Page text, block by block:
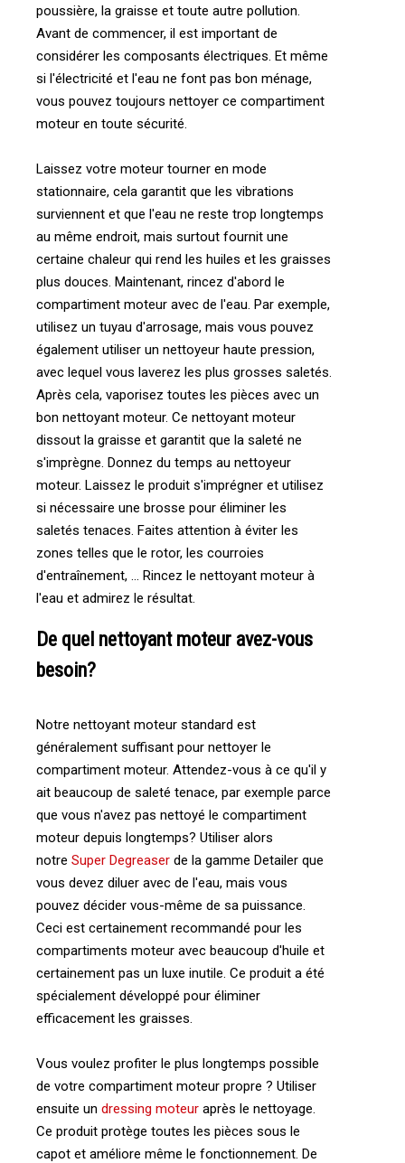
poussière, la graisse et toute autre pollution.
Avant de commencer, il est important de
considérer les composants électriques. Et même
si l'électricité et l'eau ne font pas bon ménage,
vous pouvez toujours nettoyer ce compartiment
moteur en toute sécurité.
Laissez votre moteur tourner en mode
stationnaire, cela garantit que les vibrations
surviennent et que l'eau ne reste trop longtemps
au même endroit, mais surtout fournit une
certaine chaleur qui rend les huiles et les graisses
plus douces. Maintenant, rincez d'abord le
compartiment moteur avec de l'eau. Par exemple,
utilisez un tuyau d'arrosage, mais vous pouvez
également utiliser un nettoyeur haute pression,
avec lequel vous laverez les plus grosses saletés.
Après cela, vaporisez toutes les pièces avec un
bon nettoyant moteur. Ce nettoyant moteur
dissout la graisse et garantit que la saleté ne
s'imprègne. Donnez du temps au nettoyeur
moteur. Laissez le produit s'imprégner et utilisez
si nécessaire une brosse pour éliminer les
saletés tenaces. Faites attention à éviter les
zones telles que le rotor, les courroies
d'entraînement, ... Rincez le nettoyant moteur à
l'eau et admirez le résultat.
De quel nettoyant moteur avez-vous
besoin?
Notre nettoyant moteur standard est
généralement suffisant pour nettoyer le
compartiment moteur. Attendez-vous à ce qu'il y
ait beaucoup de saleté tenace, par exemple parce
que vous n'avez pas nettoyé le compartiment
moteur depuis longtemps? Utiliser alors
notre Super Degreaser de la gamme Detailer que
vous devez diluer avec de l'eau, mais vous
pouvez décider vous-même de sa puissance.
Ceci est certainement recommandé pour les
compartiments moteur avec beaucoup d'huile et
certainement pas un luxe inutile. Ce produit a été
spécialement développé pour éliminer
efficacement les graisses.
Vous voulez profiter le plus longtemps possible
de votre compartiment moteur propre ? Utiliser
ensuite un dressing moteur après le nettoyage.
Ce produit protège toutes les pièces sous le
capot et améliore même le fonctionnement. De